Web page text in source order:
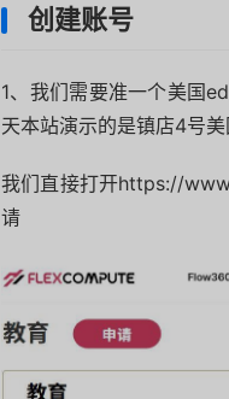
创建账号
1、我们需要准一个美国
天本站演示的是镇店4号
我们直接打开https://
请